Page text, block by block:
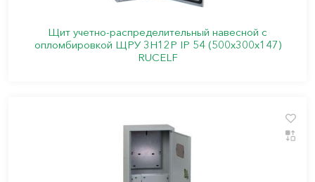
Щит учетно-распределительный навесной с
опломбировкой ЩРУ 3Н12Р IP 54 (500х300х147)
RUCELF